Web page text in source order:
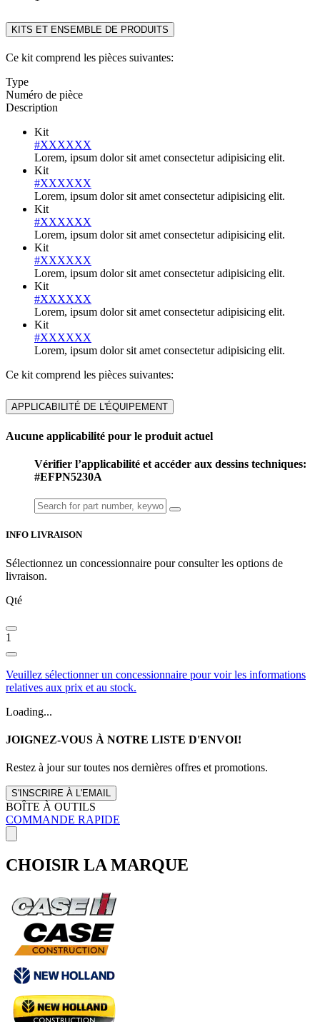
KITS ET ENSEMBLE DE PRODUITS
Ce kit comprend les pièces suivantes:
Type
Numéro de pièce
Description
Kit
#XXXXXX
Lorem, ipsum dolor sit amet consectetur adipisicing elit.
Kit
#XXXXXX
Lorem, ipsum dolor sit amet consectetur adipisicing elit.
Kit
#XXXXXX
Lorem, ipsum dolor sit amet consectetur adipisicing elit.
Kit
#XXXXXX
Lorem, ipsum dolor sit amet consectetur adipisicing elit.
Kit
#XXXXXX
Lorem, ipsum dolor sit amet consectetur adipisicing elit.
Kit
#XXXXXX
Lorem, ipsum dolor sit amet consectetur adipisicing elit.
Ce kit comprend les pièces suivantes:
APPLICABILITÉ DE L'ÉQUIPEMENT
Aucune applicabilité pour le produit actuel
Vérifier l’applicabilité et accéder aux dessins techniques:
#EFPN5230A
INFO LIVRAISON
Sélectionnez un concessionnaire pour consulter les options de
livraison.
Qté
1
Veuillez sélectionner un concessionnaire pour voir les informations
relatives aux prix et au stock.
Loading...
JOIGNEZ-VOUS À NOTRE LISTE D'ENVOI!
Restez à jour sur toutes nos dernières offres et promotions.
S'INSCRIRE À L'EMAIL
BOÎTE À OUTILS
COMMANDE RAPIDE
CHOISIR LA MARQUE